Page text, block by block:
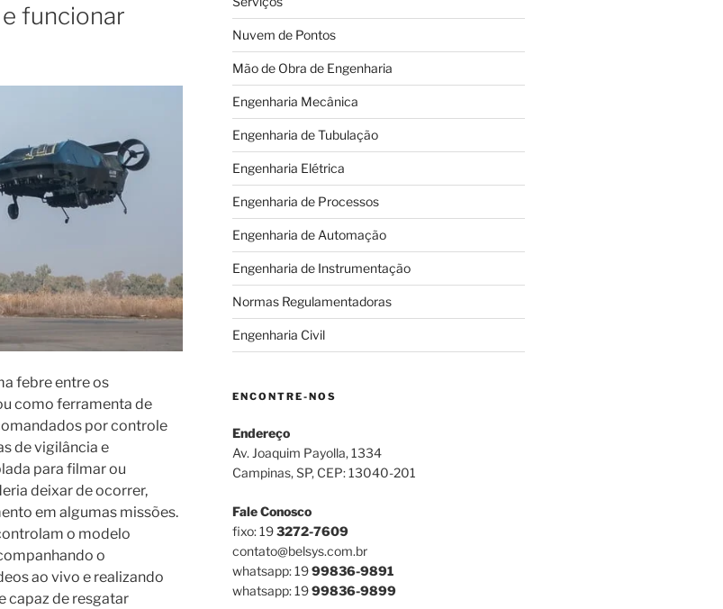
funcionar
febre entre os
como ferramenta de
por controle
de vigilância e
para filmar ou
deixar de ocorrer,
em algumas missões.
o modelo
o
ao vivo e realizando
capaz de resgatar
Nuvem de Pontos
Mão de Obra de Engenharia
Engenharia Mecânica
Engenharia de Tubulação
Engenharia Elétrica
Engenharia de Processos
Engenharia de Automação
Engenharia de Instrumentação
Normas Regulamentadoras
Engenharia Civil
ENCONTRE-NOS
Endereço
Av. Joaquim Payolla, 1334
Campinas, SP, CEP: 13040-201
Fale Conosco
fixo: 193272-7609
contato@belsys.com.br
whatsapp: 1999836-9891
whatsapp: 1999836-9899